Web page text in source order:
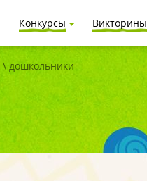
Конкурсы Викторины
\ дошкольники